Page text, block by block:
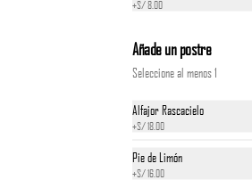
+S/ 8.00
Añade un postre
Seleccione al menos 1
Alfajor Rascacielo
+S/ 18.00
Pie de Limón
+S/ 16.00